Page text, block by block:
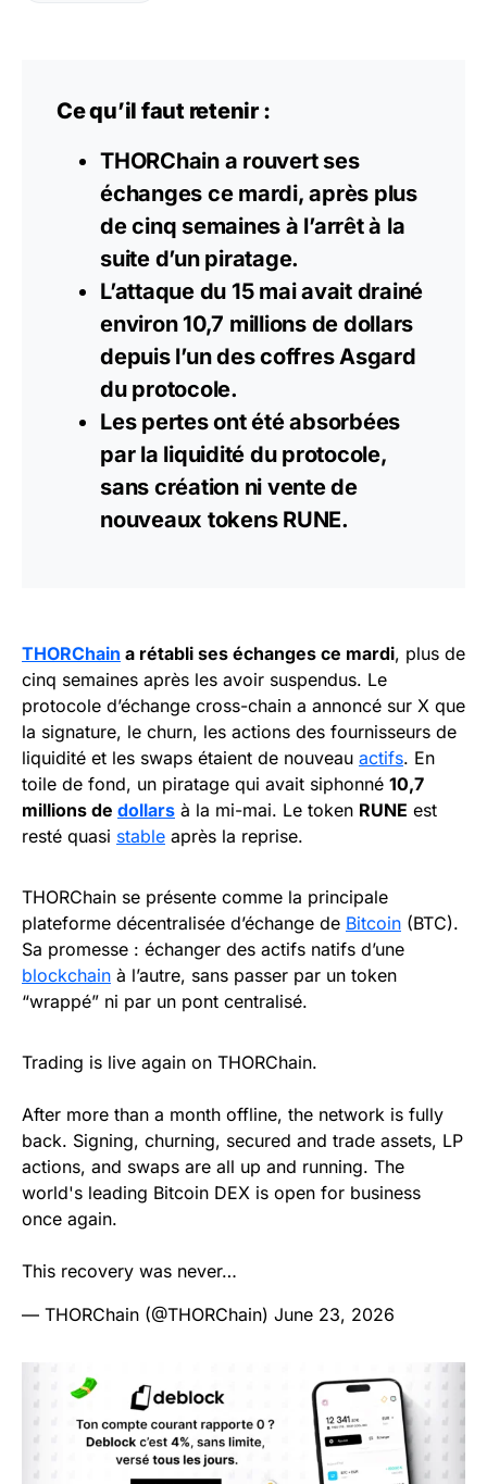
Ce qu’il faut retenir :
THORChain a rouvert ses
échanges ce mardi, après plus
de cinq semaines à l’arrêt à la
suite d’un piratage.
L’attaque du 15 mai avait drainé
environ 10,7 millions de dollars
depuis l’un des coffres Asgard
du protocole.
Les pertes ont été absorbées
par la liquidité du protocole,
sans création ni vente de
nouveaux tokens RUNE.
THORChain a rétabli ses échanges ce mardi, plus de
cinq semaines après les avoir suspendus. Le
protocole d’échange cross-chain a annoncé sur X que
la signature, le churn, les actions des fournisseurs de
liquidité et les swaps étaient de nouveau actifs. En
toile de fond, un piratage qui avait siphonné 10,7
millions de dollars à la mi-mai. Le token RUNE est
resté quasi stable après la reprise.
THORChain se présente comme la principale
plateforme décentralisée d’échange de Bitcoin (BTC).
Sa promesse : échanger des actifs natifs d’une
blockchain à l’autre, sans passer par un token
“wrappé” ni par un pont centralisé.
Trading is live again on THORChain.
After more than a month offline, the network is fully
back. Signing, churning, secured and trade assets, LP
actions, and swaps are all up and running. The
world's leading Bitcoin DEX is open for business
once again.
This recovery was never…
— THORChain (@THORChain) June 23, 2026